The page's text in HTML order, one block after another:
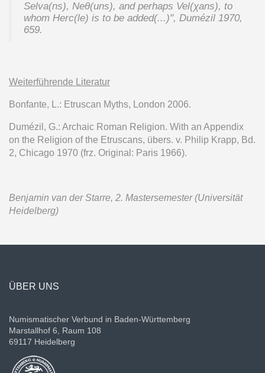
Selva(ns), Neθ(uns), and perhaps Vel(χans), to
whom Herc(le) is to be added(...)", Dumézil 1970,
659.
Weiterführende Literatur
Bonfante, L.: Etruscan Myths, London 2006.
Dumézil, G.: Archaic Roman Religion. With an Appendix
on the Religion of the Etruscans, übers. v. Philip Krapp, Bd.
2, Chicago 1970 (frz. Original: Paris 1966).
Benjamin van der Starre, 2. Mastersemester (Universität
Heidelberg)
ÜBER UNS
Numismatischer Verbund in Baden-Württemberg
Marstallhof 6, Raum 108
69117 Heidelberg